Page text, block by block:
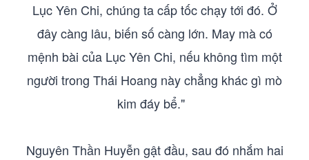
Lục Yên Chi, chúng ta cấp tốc chạy tới đó. Ở
đây càng lâu, biến số càng lớn. May mà có
mệnh bài của Lục Yên Chi, nếu không tìm một
người trong Thái Hoang này chẳng khác gì mò
kim đáy bể."
Nguyên Thần Huyễn gật đầu, sau đó nhắm hai